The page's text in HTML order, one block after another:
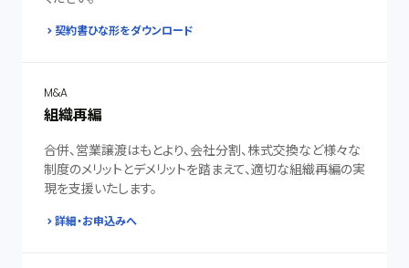
契約書ひな形をダウンロード
M&A
組織再編
合併、営業譲渡はもとより、会社分割、株式交換など様々な
制度のメリットとデメリットを踏まえて、適切な組織再編の実
現を支援いたします。
詳細・お申込みへ